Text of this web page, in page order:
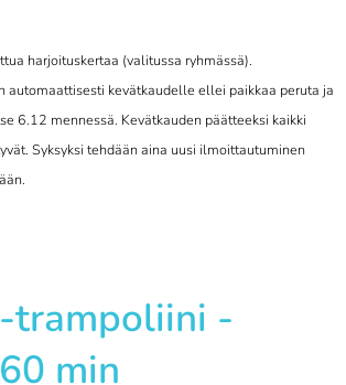
harjoituskertaa (valitussa ryhmässä).
automaattisesti kevätkaudelle ellei paikkaa peruta ja
6.12 mennessä. Kevätkauden päätteeksi kaikki
Syksyksi tehdään aina uusi ilmoittautuminen
trampoliini -
min